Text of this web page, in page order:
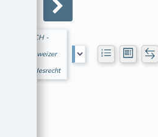
CH -
Schweizer
Bundesrecht